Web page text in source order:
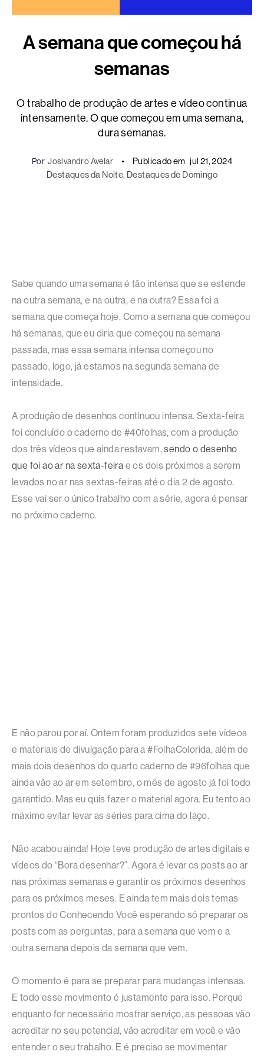
A semana que começou há
semanas
O trabalho de produção de artes e vídeo continua
intensamente. O que começou em uma semana,
dura semanas.
Por Josivandro Avelar Publicado em jul 21, 2024
Destaques da Noite, Destaques de Domingo
Sabe quando uma semana é tão intensa que se estende
na outra semana, e na outra, e na outra? Essa foi a
semana que começa hoje. Como a semana que começou
há semanas, que eu diria que começou na semana
passada, mas essa semana intensa começou no
passado, logo, já estamos na segunda semana de
intensidade.
A produção de desenhos continuou intensa. Sexta-feira
foi concluído o caderno de #40folhas, com a produção
dos três vídeos que ainda restavam,sendo o desenho
que foi ao ar na sexta-feira e os dois próximos a serem
levados no ar nas sextas-feiras até o dia 2 de agosto.
Esse vai ser o único trabalho com a série, agora é pensar
no próximo caderno.
E não parou por aí. Ontem foram produzidos sete vídeos
e materiais de divulgação para a #FolhaColorida, além de
mais dois desenhos do quarto caderno de #96folhas que
ainda vão ao ar em setembro, o mês de agosto já foi todo
garantido. Mas eu quis fazer o material agora. Eu tento ao
máximo evitar levar as séries para cima do laço.
Não acabou ainda! Hoje teve produção de artes digitais e
vídeos do “Bora desenhar?”. Agora é levar os posts ao ar
nas próximas semanas e garantir os próximos desenhos
para os próximos meses. E ainda tem mais dois temas
prontos do Conhecendo Você esperando só preparar os
posts com as perguntas, para a semana que vem e a
outra semana depois da semana que vem.
O momento é para se preparar para mudanças intensas.
E todo esse movimento é justamente para isso. Porque
enquanto for necessário mostrar serviço, as pessoas vão
acreditar no seu potencial, vão acreditar em você e vão
entender o seu trabalho. E é preciso se movimentar